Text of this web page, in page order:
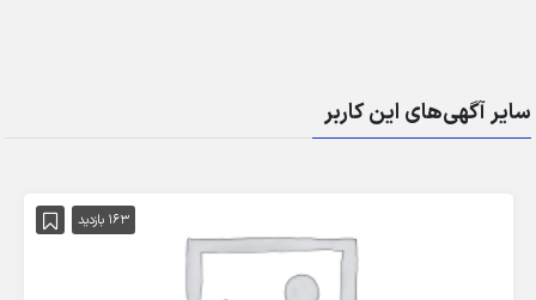
سایر آگهی‌های این کاربر
163 بازدید